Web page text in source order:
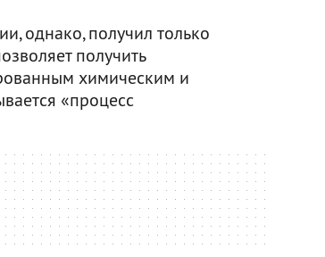
однако, получил только
получить
химическим и
«процесс